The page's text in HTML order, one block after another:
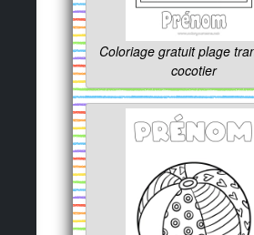
Coloriage gratuit plage
cocotier